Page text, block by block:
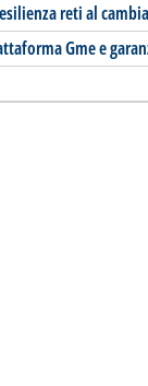
reti al
Gme e